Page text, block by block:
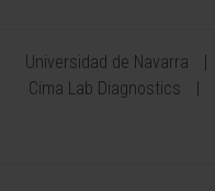
Universidad de Navarra
Cima Lab Diagnostics